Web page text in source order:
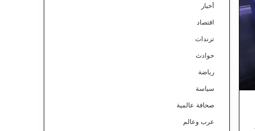
أخبار
اقتصاد
ترندات
حوادث
رياضة
سياسة
صحافة عالمية
عرب وعالم